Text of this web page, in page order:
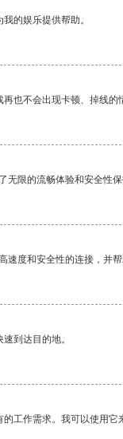
的娱乐提供帮助。
也不会出现卡顿、掉线
无限的流畅体验和安全性保
度和安全性的连接，并帮
到达目的地。
工作需求。我可以使用它